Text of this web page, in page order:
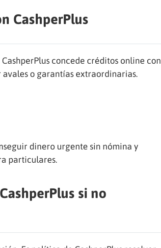
CashperPlus
concede créditos online con
avales o garantías extraordinarias.
dinero urgente sin nómina y
particulares.
si no